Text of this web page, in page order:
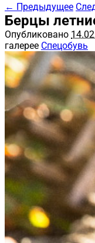
← Предыдущее
Берцы
Опубликовано
галерее Спецобувь